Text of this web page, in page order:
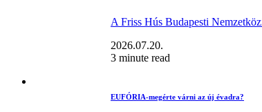
A Friss Hús Budapesti
2026.07.20.
3 minute read
EUFÓRIA-megérte várni az új évadra?